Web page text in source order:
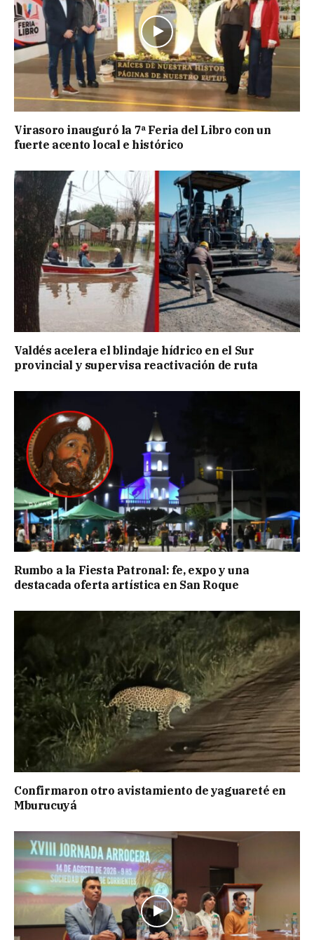
Virasoro inauguró la 7ª Feria del Libro con un
fuerte acento local e histórico
Valdés acelera el blindaje hídrico en el Sur
provincial y supervisa reactivación de ruta
Rumbo a la Fiesta Patronal: fe, expo y una
destacada oferta artística en San Roque
Confirmaron otro avistamiento de yaguareté en
Mburucuyá